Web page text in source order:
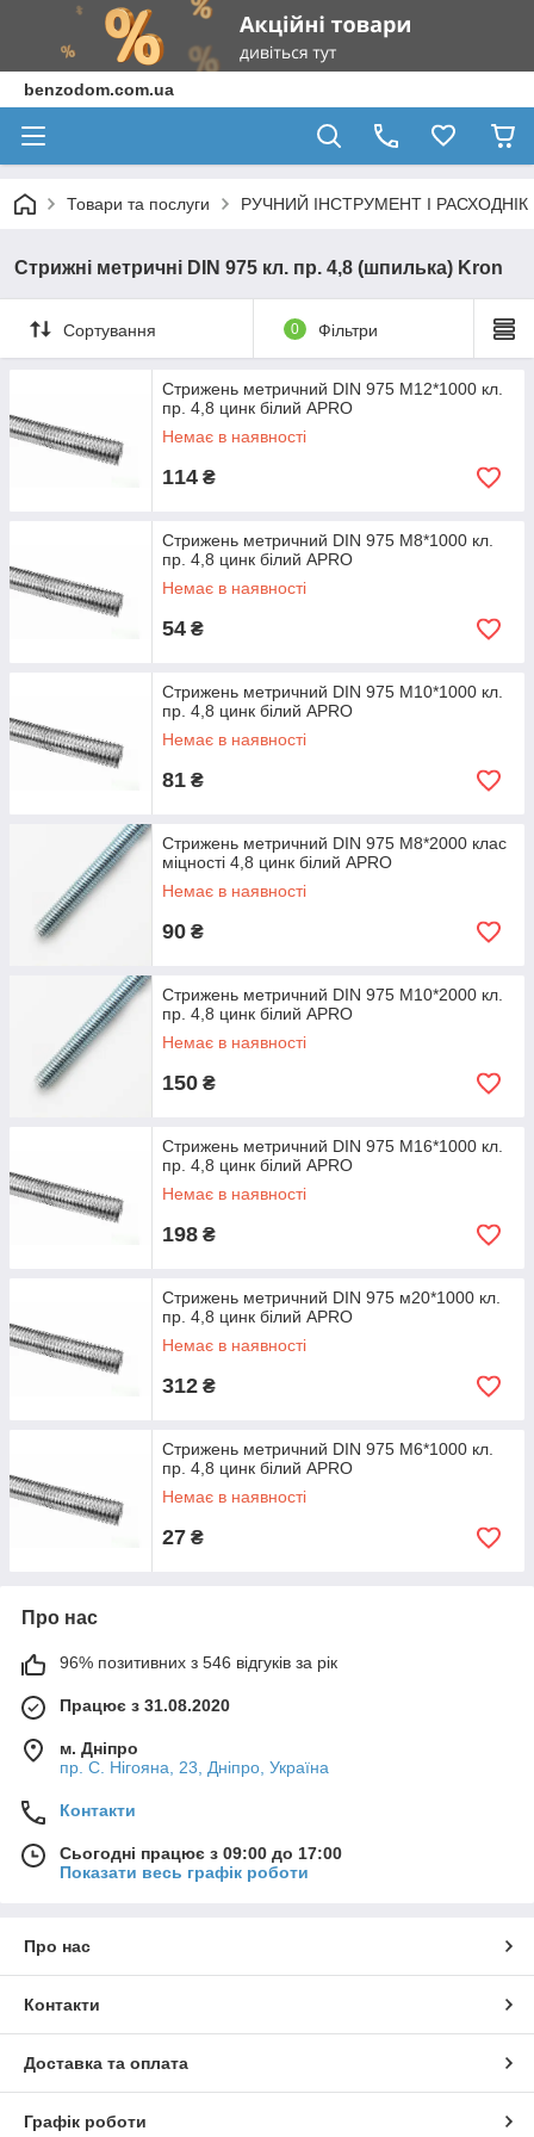
benzodom.com.ua
Товари та послуги РУЧНИЙ ІНСТРУМЕНТ І РАСХОДНІК
Стрижні метричні DIN 975 кл. пр. 4,8 (шпилька) Kron
Сортування 0 Фільтри
Стрижень метричний DIN 975 М12*1000 кл.
пр. 4,8 цинк білий APRO
Немає в наявності
114 ₴
Стрижень метричний DIN 975 М8*1000 кл.
пр. 4,8 цинк білий APRO
Немає в наявності
54 ₴
Стрижень метричний DIN 975 М10*1000 кл.
пр. 4,8 цинк білий APRO
Немає в наявності
81 ₴
Стрижень метричний DIN 975 М8*2000 клас
міцності 4,8 цинк білий APRO
Немає в наявності
90 ₴
Стрижень метричний DIN 975 М10*2000 кл.
пр. 4,8 цинк білий APRO
Немає в наявності
150 ₴
Стрижень метричний DIN 975 М16*1000 кл.
пр. 4,8 цинк білий APRO
Немає в наявності
198 ₴
Стрижень метричний DIN 975 м20*1000 кл.
пр. 4,8 цинк білий APRO
Немає в наявності
312 ₴
Стрижень метричний DIN 975 М6*1000 кл.
пр. 4,8 цинк білий APRO
Немає в наявності
27 ₴
Про нас
96% позитивних з 546 відгуків за рік
Працює з 31.08.2020
м. Дніпро
пр. С. Нігояна, 23, Дніпро, Україна
Контакти
Сьогодні працює з 09:00 до 17:00
Показати весь графік роботи
Про нас
Контакти
Доставка та оплата
Графік роботи